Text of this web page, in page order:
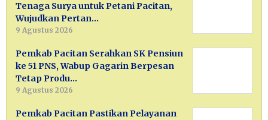
Tenaga Surya untuk Petani Pacitan,
Wujudkan Pertan…
9 Agustus 2026
Pemkab Pacitan Serahkan SK Pensiun
ke 51 PNS, Wabup Gagarin Berpesan
Tetap Produ…
9 Agustus 2026
Pemkab Pacitan Pastikan Pelayanan